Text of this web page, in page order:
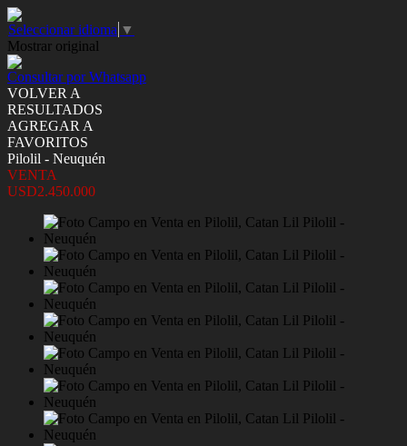
Seleccionar idioma ▼
Mostrar original
Consultar por Whatsapp
VOLVER A
RESULTADOS
AGREGAR A
FAVORITOS
Pilolil - Neuquén
VENTA
USD2.450.000